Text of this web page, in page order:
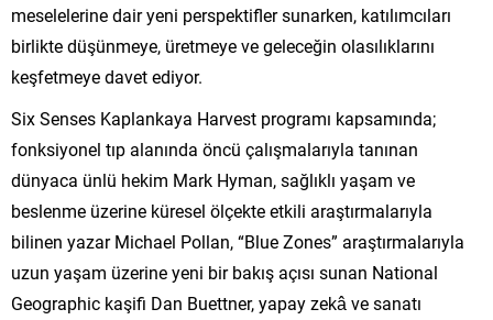
meselelerine dair yeni perspektifler sunarken, katılımcıları
birlikte düşünmeye, üretmeye ve geleceğin olasılıklarını
keşfetmeye davet ediyor.
Six Senses Kaplankaya Harvest programı kapsamında;
fonksiyonel tıp alanında öncü çalışmalarıyla tanınan
dünyaca ünlü hekim Mark Hyman, sağlıklı yaşam ve
beslenme üzerine küresel ölçekte etkili araştırmalarıyla
bilinen yazar Michael Pollan, “Blue Zones” araştırmalarıyla
uzun yaşam üzerine yeni bir bakış açısı sunan National
Geographic kaşifi Dan Buettner, yapay zekâ ve sanatı